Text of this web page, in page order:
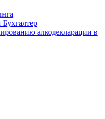
алкодекларации в